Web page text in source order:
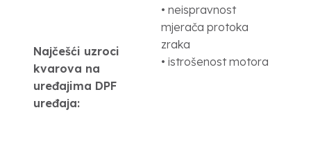
Najčešći uzroci
kvarova na
uređajima DPF
uređaja:
• neispravnost
mjerača protoka
zraka
• istrošenost motora